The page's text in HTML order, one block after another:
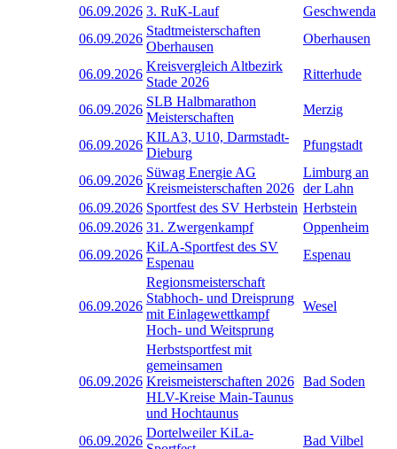
06.09.2026 3. RuK-Lauf
Geschwenda
06.09.2026
Stadtmeisterschaften
Oberhausen
Oberhausen
06.09.2026
Kreisvergleich Altbezirk
Stade 2026
Ritterhude
06.09.2026
SLB Halbmarathon
Meisterschaften
Merzig
06.09.2026
KILA3, U10, Darmstadt-
Dieburg
Pfungstadt
06.09.2026
Süwag Energie AG
Kreismeisterschaften 2026
Limburg an
der Lahn
06.09.2026 Sportfest des SV Herbstein Herbstein
06.09.2026 31. Zwergenkampf
Oppenheim
06.09.2026
KiLA-Sportfest des SV
Espenau
Espenau
06.09.2026
Regionsmeisterschaft
Stabhoch- und Dreisprung
mit Einlagewettkampf
Hoch- und Weitsprung
Wesel
06.09.2026
Herbstsportfest mit
gemeinsamen
Kreismeisterschaften 2026
HLV-Kreise Main-Taunus
und Hochtaunus
Bad Soden
06.09.2026
Dortelweiler KiLa-
Bad Vilbel